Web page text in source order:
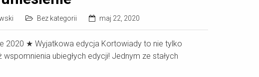
Bez kategorii maj 22, 2020
2020 ★ Wyjatkowa edycja Kortowiady to nie tylko
wspomnienia ubiegłych edycji! Jednym ze stałych